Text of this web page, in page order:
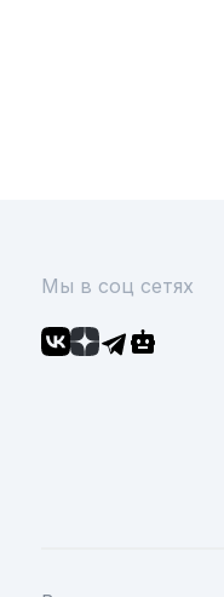
Мы в соц сетях